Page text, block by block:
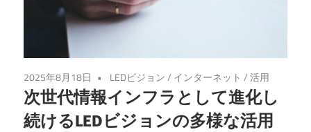
2025年8月18日 LEDビジョン/ インターネット /活用
次世代情報インフラとして進化し
続けるLEDビジョンの多様な活用